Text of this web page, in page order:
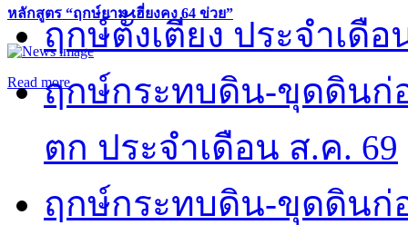
หลักสูตร “ฤกษ์ยาม เฮี่ยงคง 64 ข่วย”
Read more
ฤกษ์ตั้งเตียง ประจำเดือ
ฤกษ์กระทบดิน-ขุดดินก่
ตก ประจำเดือน ส.ค. 69
ฤกษ์กระทบดิน-ขุดดินก่